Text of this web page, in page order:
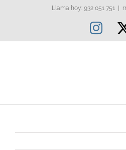
Llama hoy: 932 051 751